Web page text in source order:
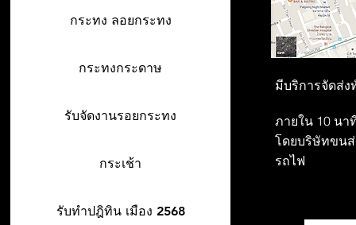
กระทง ลอยกระทง
กระทงกระดาษ
รับจัดงานรอยกระทง
กระเช้า
รับทำปฎิทิน เมือง 2568
มีบริการจัดส่ง
ภายใน 10 นา
โดยบริษัทขน
รถไฟ